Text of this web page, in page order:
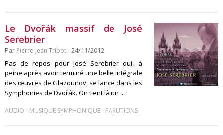
Le Dvořák massif de José
Serebrier
Par Pierre-Jean Tribot- 24/11/2012
Pas de repos pour José Serebrier qui, à
peine après avoir terminé une belle intégrale
des œuvres de Glazounov, se lance dans les
Symphonies de Dvořák. On tient là un ...
AUDIO - MUSIQUE SYMPHONIQUE- PARUTIONS